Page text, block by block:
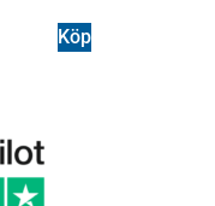
Köp